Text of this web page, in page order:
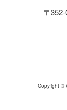
〒
Copyright ©